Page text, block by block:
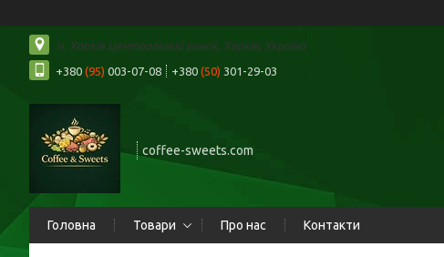
м. Харків Центральний ринок, Харків, Україна
+380 (95) 003-07-08 +380 (50) 301-29-03
coffee-sweets.com
Головна Товари Про нас Контакти